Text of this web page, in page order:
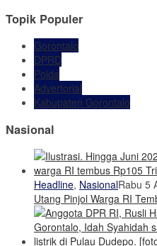
Topik Populer
Gorontalo
DPRD
Polda
Advertorial
Kabupaten Gorontalo
Nasional
Headline, NasionalRabu 5
Utang Pinjol Warga RI